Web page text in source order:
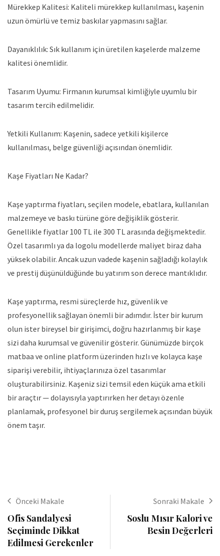
Mürekkep Kalitesi: Kaliteli mürekkep kullanılması, kaşenin
uzun ömürlü ve temiz baskılar yapmasını sağlar.
Dayanıklılık: Sık kullanım için üretilen kaşelerde malzeme
kalitesi önemlidir.
Tasarım Uyumu: Firmanın kurumsal kimliğiyle uyumlu bir
tasarım tercih edilmelidir.
Yetkili Kullanım: Kaşenin, sadece yetkili kişilerce
kullanılması, belge güvenliği açısından önemlidir.
Kaşe Fiyatları Ne Kadar?
Kaşe yaptırma fiyatları, seçilen modele, ebatlara, kullanılan
malzemeye ve baskı türüne göre değişiklik gösterir.
Genellikle fiyatlar 100 TL ile 300 TL arasında değişmektedir.
Özel tasarımlı ya da logolu modellerde maliyet biraz daha
yüksek olabilir. Ancak uzun vadede kaşenin sağladığı kolaylık
ve prestij düşünüldüğünde bu yatırım son derece mantıklıdır.
Kaşe yaptırma, resmi süreçlerde hız, güvenlik ve
profesyonellik sağlayan önemli bir adımdır. İster bir kurum
olun ister bireysel bir girişimci, doğru hazırlanmış bir kaşe
sizi daha kurumsal ve güvenilir gösterir. Günümüzde birçok
matbaa ve online platform üzerinden hızlı ve kolayca kaşe
siparişi verebilir, ihtiyaçlarınıza özel tasarımlar
oluşturabilirsiniz. Kaşeniz sizi temsil eden küçük ama etkili
bir araçtır — dolayısıyla yaptırırken her detayı özenle
planlamak, profesyonel bir duruş sergilemek açısından büyük
önem taşır.
Önceki Makale
Ofis Sandalyesi
Seçiminde Dikkat
Edilmesi Gerekenler
Sonraki Makale
Soslu Mısır Kalori ve
Besin Değerleri